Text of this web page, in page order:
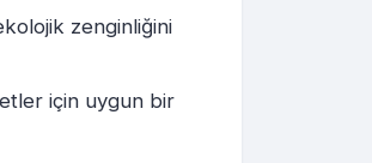
zenginliğini
için uygun bir